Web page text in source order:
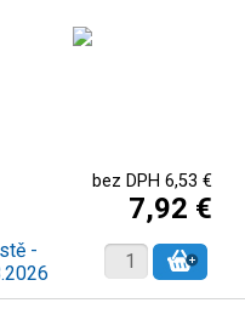
bez DPH 6,53 €
7,92 €
-